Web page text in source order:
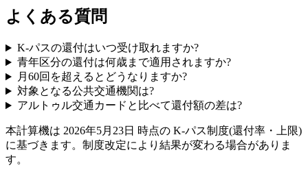
よくある質問
K-パスの還付はいつ受け取れますか?
青年区分の還付は何歳まで適用されますか?
月60回を超えるとどうなりますか?
対象となる公共交通機関は?
アルトゥル交通カードと比べて還付額の差は?
本計算機は 2026年5月23日 時点の K-パス制度(還付率・上限)
に基づきます。制度改定により結果が変わる場合がありま
す。